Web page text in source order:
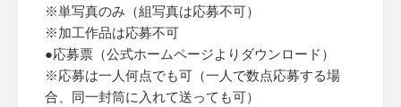
※単写真のみ（組写真は応募不可）
※加工作品は応募不可
●応募票（公式ホームページよりダウンロード）
※応募は一人何点でも可（一人で数点応募する場
合、同一封筒に入れて送っても可）